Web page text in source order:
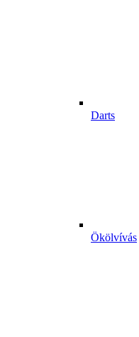
Darts
Ökölvívás